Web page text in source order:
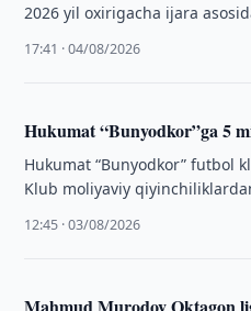
2026 yil oxirigacha ijara
17:41 · 04/08/2026
Hukumat “Bunyodkor”ga 5
Hukumat “Bunyodkor” futbol
Klub moliyaviy
12:45 · 03/08/2026